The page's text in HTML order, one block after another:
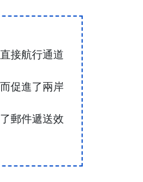
接航行通道
促進了兩岸
郵件遞送效